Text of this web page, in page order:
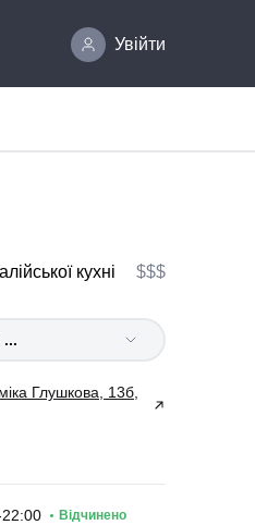
Увійти
кухні $$$
...
Глушкова, 13б,
22:00 Відчинено